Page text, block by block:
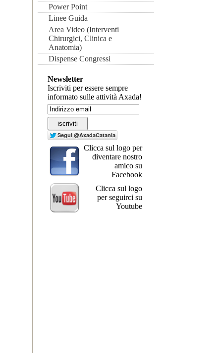
Power Point
Linee Guida
Area Video (Interventi
Chirurgici, Clinica e
Anatomia)
Dispense Congressi
Newsletter
Iscriviti per essere sempre
informato sulle attività Axada!
Clicca sul logo per
diventare nostro
amico su
Facebook
Clicca sul logo
per seguirci su
Youtube